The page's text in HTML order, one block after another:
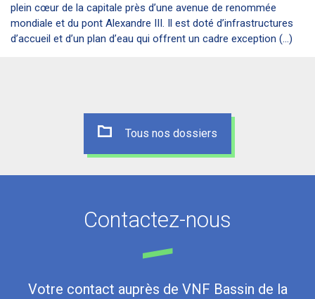
plein cœur de la capitale près d’une avenue de renommée
mondiale et du pont Alexandre III. Il est doté d’infrastructures
d’accueil et d’un plan d’eau qui offrent un cadre exception (...)
Tous nos dossiers
Contactez-nous
Votre contact auprès de VNF Bassin de la